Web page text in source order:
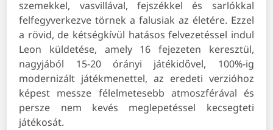
szemekkel, vasvillával, fejszékkel és sarlókkal
felfegyverkezve törnek a falusiak az életére. Ezzel
a rövid, de kétségkívül hatásos felvezetéssel indul
Leon küldetése, amely 16 fejezeten keresztül,
nagyjából 15-20 órányi játékidővel, 100%-ig
modernizált játékmenettel, az eredeti verzióhoz
képest messze félelmetesebb atmoszférával és
persze nem kevés meglepetéssel kecsegteti
játékosát.